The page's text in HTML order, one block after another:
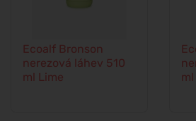
Ecoalf Bronson
nerezová láhev 510
ml Lime